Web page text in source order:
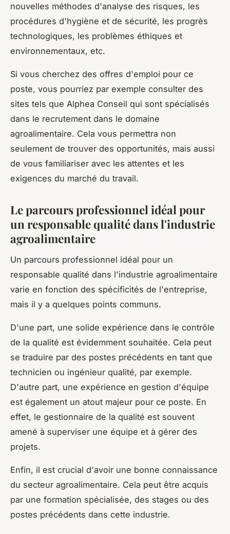
nouvelles méthodes d'analyse des risques, les
procédures d'hygiène et de sécurité, les progrès
technologiques, les problèmes éthiques et
environnementaux, etc.
Si vous cherchez des offres d'emploi pour ce
poste, vous pourriez par exemple consulter des
sites tels que Alphea Conseil qui sont spécialisés
dans le recrutement dans le domaine
agroalimentaire. Cela vous permettra non
seulement de trouver des opportunités, mais aussi
de vous familiariser avec les attentes et les
exigences du marché du travail.
Le parcours professionnel idéal pour
un responsable qualité dans l'industrie
agroalimentaire
Un parcours professionnel idéal pour un
responsable qualité dans l'industrie agroalimentaire
varie en fonction des spécificités de l'entreprise,
mais il y a quelques points communs.
D'une part, une solide expérience dans le contrôle
de la qualité est évidemment souhaitée. Cela peut
se traduire par des postes précédents en tant que
technicien ou ingénieur qualité, par exemple.
D'autre part, une expérience en gestion d'équipe
est également un atout majeur pour ce poste. En
effet, le gestionnaire de la qualité est souvent
amené à superviser une équipe et à gérer des
projets.
Enfin, il est crucial d'avoir une bonne connaissance
du secteur agroalimentaire. Cela peut être acquis
par une formation spécialisée, des stages ou des
postes précédents dans cette industrie.